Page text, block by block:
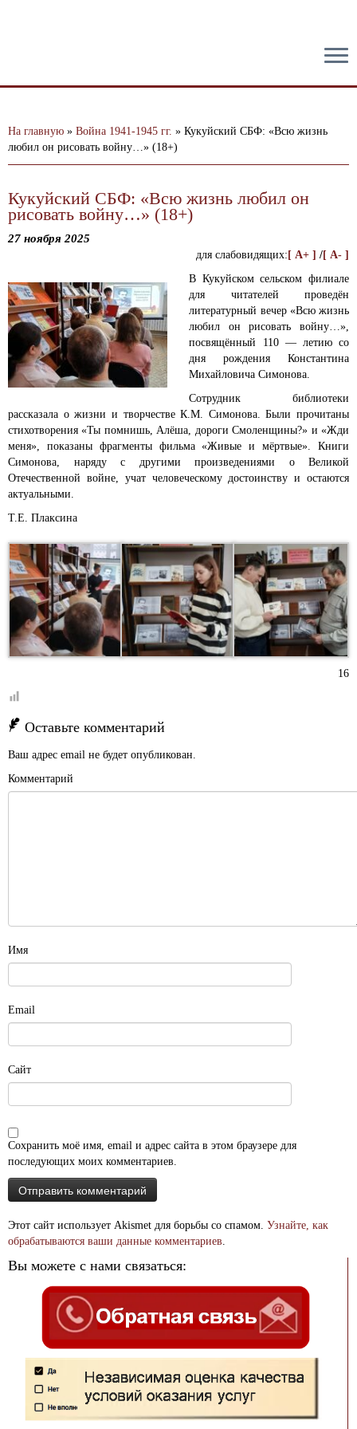
На главную » Война 1941-1945 гг. » Кукуйский СБФ: «Всю жизнь
любил он рисовать войну…» (18+)
Кукуйский СБФ: «Всю жизнь любил он
рисовать войну…» (18+)
27 ноября 2025
для слабовидящих: [ A+ ] /[ A- ]
В Кукуйском сельском филиале
для читателей проведён
литературный вечер «Всю жизнь
любил он рисовать войну…»,
посвящённый 110 — летию со
дня рождения Константина
Михайловича Симонова.
Сотрудник библиотеки
рассказала о жизни и творчестве К.М. Симонова. Были прочитаны
стихотворения «Ты помнишь, Алёша, дороги Смоленщины?» и «Жди
меня», показаны фрагменты фильма «Живые и мёртвые». Книги
Симонова, наряду с другими произведениями о Великой
Отечественной войне, учат человеческому достоинству и остаются
актуальными.
Т.Е. Плаксина
16
Оставьте комментарий
Ваш адрес email не будет опубликован.
Комментарий
Имя
Email
Сайт
Сохранить моё имя, email и адрес сайта в этом браузере для
последующих моих комментариев.
Этот сайт использует Akismet для борьбы со спамом. Узнайте, как
обрабатываются ваши данные комментариев.
Вы можете с нами связаться: